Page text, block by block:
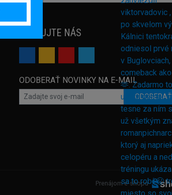
SLEDUJTE NÁS
ODOBERAŤ NOVINKY NA E-MAIL
ODOBERAŤ
Prenájom e-shopu